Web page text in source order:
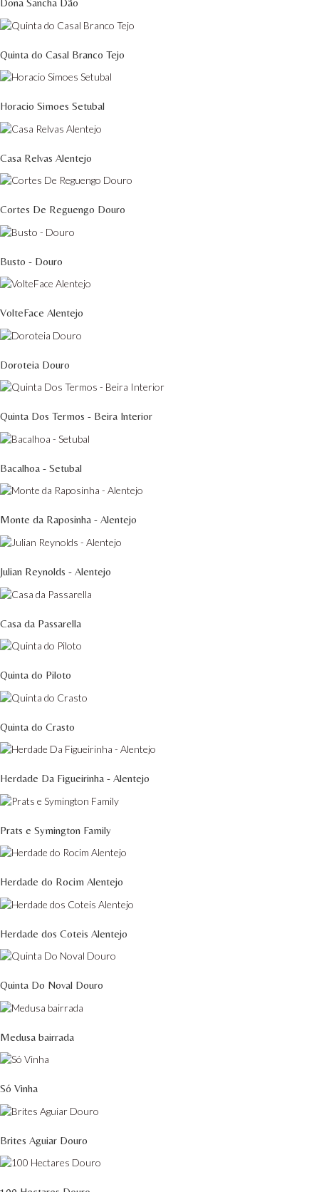
Dona Sancha Dão
Quinta do Casal Branco Tejo
Horacio Simoes Setubal
Casa Relvas Alentejo
Cortes De Reguengo Douro
Busto - Douro
VolteFace Alentejo
Doroteia Douro
Quinta Dos Termos - Beira Interior
Bacalhoa - Setubal
Monte da Raposinha - Alentejo
Julian Reynolds - Alentejo
Casa da Passarella
Quinta do Piloto
Quinta do Crasto
Herdade Da Figueirinha - Alentejo
Prats e Symington Family
Herdade do Rocim Alentejo
Herdade dos Coteis Alentejo
Quinta Do Noval Douro
Medusa bairrada
Só Vinha
Brites Aguiar Douro